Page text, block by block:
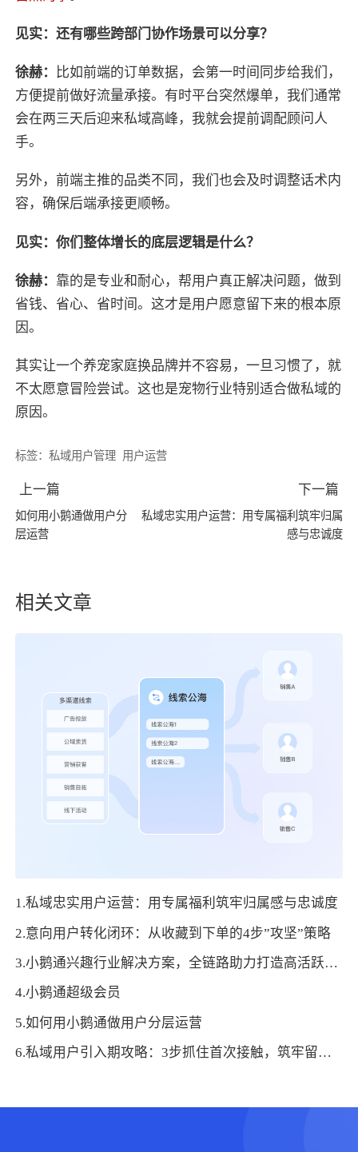
见实：还有哪些跨部门协作场景可以分享？
徐赫：
比如前端的订单数据，会第一时间同步给我们，
方便提前做好流量承接。有时平台突然爆单，我们通常
会在两三天后迎来私域高峰，我就会提前调配顾问人
手。
另外，前端主推的品类不同，我们也会及时调整话术内
容，确保后端承接更顺畅。
见实：你们整体增长的底层逻辑是什么？
徐赫： 靠的是专业和耐心，帮用户真正解决问题，做到
省钱、省心、省时间。这才是用户愿意留下来的根本原
因。
其实让一个养宠家庭换品牌并不容易，一旦习惯了，就
不太愿意冒险尝试。这也是宠物行业特别适合做私域的
原因。
标签：私域用户管理 用户运营
上一篇
如何用小鹅通做用户分
层运营
下一篇
私域忠实用户运营：用专属福利筑牢归属
感与忠诚度
相关文章
1.私域忠实用户运营：用专属福利筑牢归属感与忠诚度
2.意向用户转化闭环：从收藏到下单的4步”攻坚”策略
3.小鹅通兴趣行业解决方案，全链路助力打造高活跃用户生态！
4.小鹅通超级会员
5.如何用小鹅通做用户分层运营
6.私域用户引入期攻略：3步抓住首次接触，筑牢留存基础